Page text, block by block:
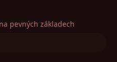
pevných základech